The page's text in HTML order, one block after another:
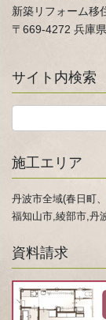
新築リフォーム移
〒669-4272 兵庫
サイト内検索
施工エリア
丹波市全域(春日町
福知山市,綾部市,丹
資料請求